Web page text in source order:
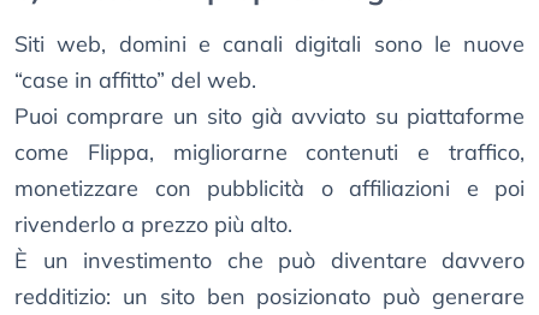
Siti web, domini e canali digitali sono le nuove
“case in affitto” del web.
Puoi comprare un sito già avviato su piattaforme
come Flippa, migliorarne contenuti e traffico,
monetizzare con pubblicità o affiliazioni e poi
rivenderlo a prezzo più alto.
È un investimento che può diventare davvero
redditizio: un sito ben posizionato può generare